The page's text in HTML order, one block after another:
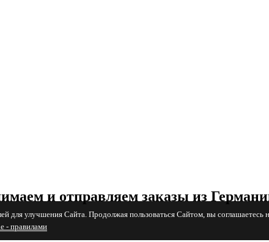
для улучшения Сайта. Продолжая пользоваться Сайтом, вы соглашаетесь
- правилами
и отправляем заказы из